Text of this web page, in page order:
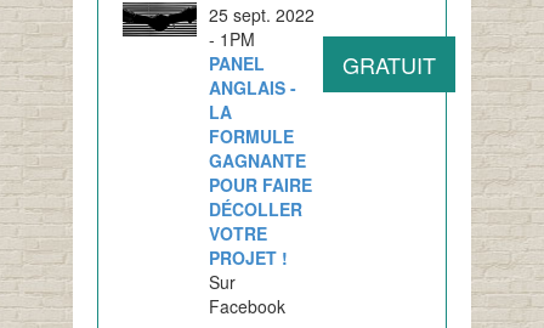
25 sept. 2022
- 1PM
PANEL
ANGLAIS -
LA
FORMULE
GAGNANTE
POUR FAIRE
DÉCOLLER
VOTRE
PROJET !
Sur
Facebook
GRATUIT